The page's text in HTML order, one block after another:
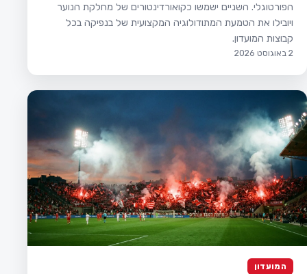
הפורטוגלי. השניים ישמשו כקואורדינטורים של מחלקת הנוער
ויובילו את הטמעת המתודולוגיה המקצועית של בנפיקה בכל
קבוצות המועדון.
2 באוגוסט 2026
המועדון